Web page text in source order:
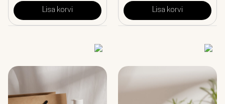
Lisa korvi Lisa korvi